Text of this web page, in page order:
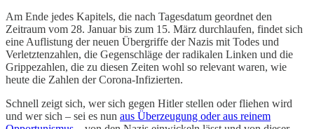
Am Ende jedes Kapitels, die nach Tagesdatum geordnet den
Zeitraum vom 28. Januar bis zum 15. März durchlaufen, findet sich
eine Auflistung der neuen Übergriffe der Nazis mit Todes und
Verletztenzahlen, die Gegenschläge der radikalen Linken und die
Grippezahlen, die zu diesen Zeiten wohl so relevant waren, wie
heute die Zahlen der Corona-Infizierten.
Schnell zeigt sich, wer sich gegen Hitler stellen oder fliehen wird
und wer sich – sei es nun aus Überzeugung oder aus reinem